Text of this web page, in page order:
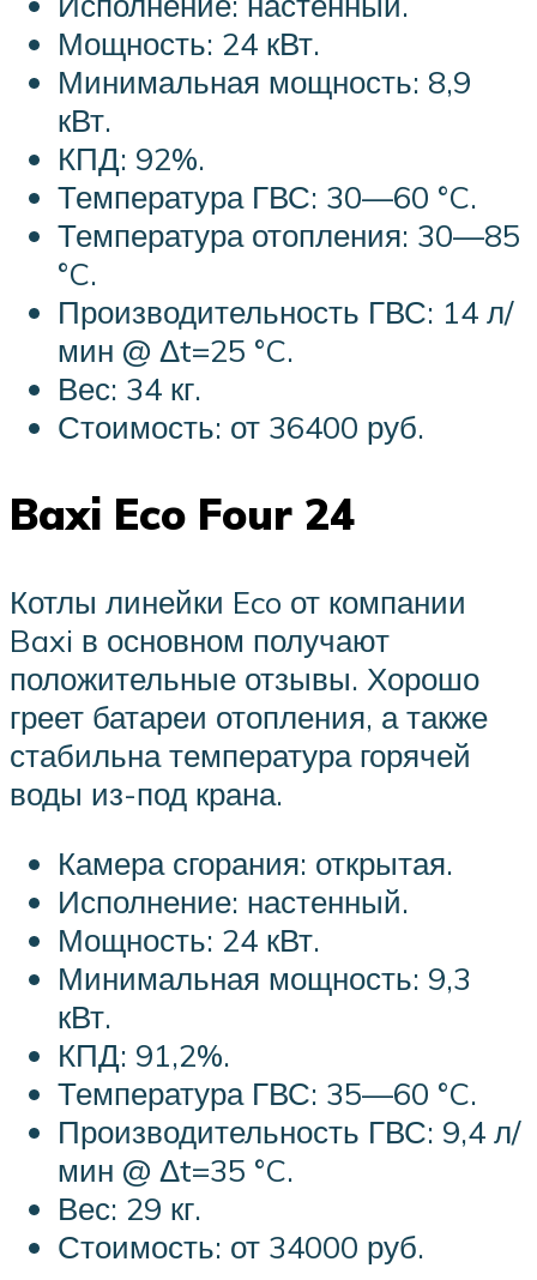
Мощность: 24 кВт.
Минимальная мощность: 8,9
кВт.
КПД: 92%.
Температура ГВС: 30—60 °C.
Температура отопления: 30—85
°C.
Производительность ГВС: 14 л/
мин @ Δt=25 °C.
Вес: 34 кг.
Стоимость: от 36400 руб.
Baxi Eco Four 24
Котлы линейки Eco от компании
Baxi в основном получают
положительные отзывы. Хорошо
греет батареи отопления, а также
стабильна температура горячей
воды из-под крана.
Камера сгорания: открытая.
Исполнение: настенный.
Мощность: 24 кВт.
Минимальная мощность: 9,3
кВт.
КПД: 91,2%.
Температура ГВС: 35—60 °C.
Производительность ГВС: 9,4 л/
мин @ Δt=35 °C.
Вес: 29 кг.
Стоимость: от 34000 руб.